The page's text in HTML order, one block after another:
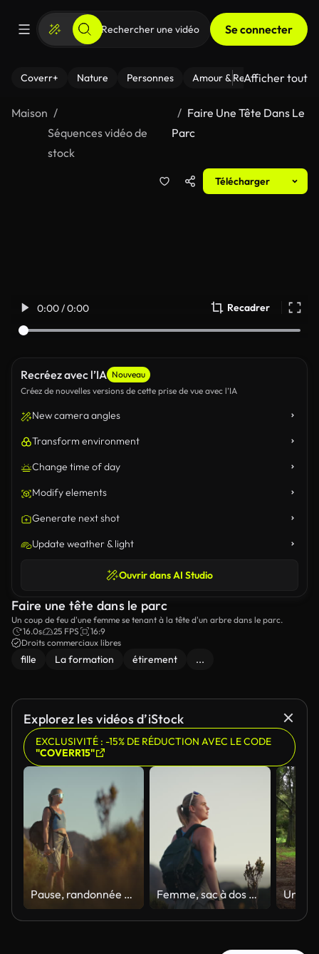
Se connecter
Coverr+ Nature Personnes Amour & Relations Le
Afficher tout
Maison
Séquences vidéo de
stock
Faire Une Tête Dans Le
Parc
Télécharger
0:00 / 0:00 Recadrer
Recréez avec l’IA Nouveau
Créez de nouvelles versions de cette prise de vue avec l’IA
New camera angles
Transform environment
Change time of day
Modify elements
Generate next shot
Update weather & light
Ouvrir dans AI Studio
Faire une tête dans le parc
Un coup de feu d'une femme se tenant à la tête d'un arbre dans le parc.
16.0s
25 FPS
16:9
Droits commerciaux libres
fille La formation étirement ...
Explorez les vidéos d’iStock
EXCLUSIVITÉ : -15% DE RÉDUCTION AVEC LE CODE
"COVERR15"
Pause, randonnée et femme avec une bouteille d’eau en plein air en montagne pour le fitness, le hobby ou la santé. Arrêtez, lunettes de soleil et pensez avec une personne randonneuse en pleine nature pour l’aventure, la randonnée ou l’exercice de Femme, sac à dos et plein air avec des paysages montagneux pour l’exploration touristique, le bien-être et le voyage. Personne, randonnée et marche avec trekking pour un espace de voyage, des activités de vacances et des visites de la nature